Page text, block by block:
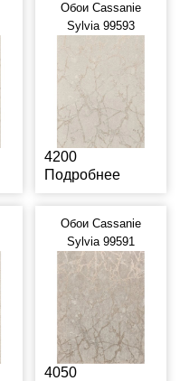
Обои Cassanie
Sylvia 99593
4200
Подробнее
Обои Cassanie
Sylvia 99591
4050